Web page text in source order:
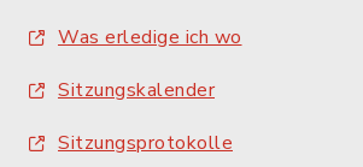
Was erledige ich wo
Sitzungskalender
Sitzungsprotokolle